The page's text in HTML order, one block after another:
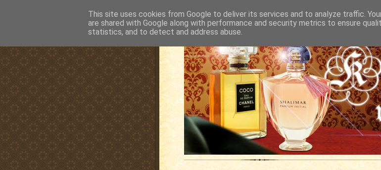
This site uses cookies from Google to deliver its services and to analyze traffic.
are shared with Google along with performance and security metrics to ensure
statistics, and to detect and address abuse.